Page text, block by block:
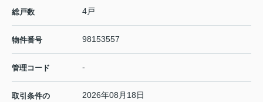
総戸数 4戸
物件番号 98153557
管理コード -
取引条件の
2026年08月18日